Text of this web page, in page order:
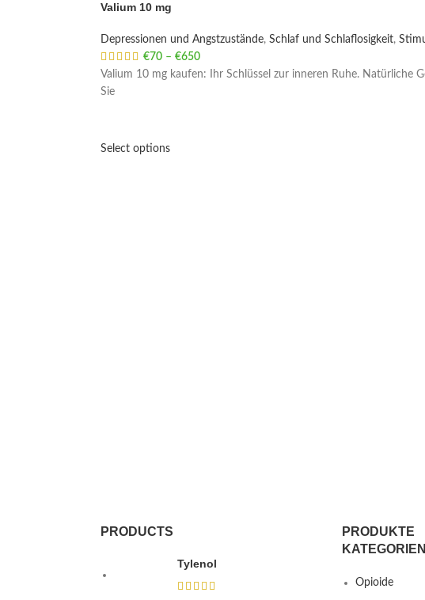
Valium 10 mg
Depressionen und Angstzustände, Schlaf und Schlaflosigkeit,
€70 – €650Price range: €70 through €650
Valium 10 mg kaufen: Ihr Schlüssel zur inneren Ruhe. Natürliche
Sie
Select options
PRODUCTS
Tylenol
PRODUKTE
KATEGORIEN
Opioide